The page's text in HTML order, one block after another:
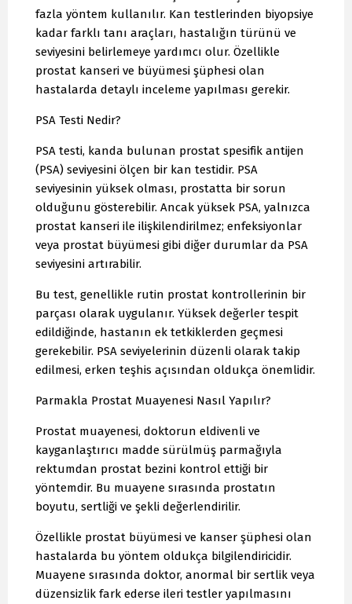
fazla yöntem kullanılır. Kan testlerinden biyopsiye
kadar farklı tanı araçları, hastalığın türünü ve
seviyesini belirlemeye yardımcı olur. Özellikle
prostat kanseri ve büyümesi şüphesi olan
hastalarda detaylı inceleme yapılması gerekir.
PSA Testi Nedir?
PSA testi, kanda bulunan prostat spesifik antijen
(PSA) seviyesini ölçen bir kan testidir. PSA
seviyesinin yüksek olması, prostatta bir sorun
olduğunu gösterebilir. Ancak yüksek PSA, yalnızca
prostat kanseri ile ilişkilendirilmez; enfeksiyonlar
veya prostat büyümesi gibi diğer durumlar da PSA
seviyesini artırabilir.
Bu test, genellikle rutin prostat kontrollerinin bir
parçası olarak uygulanır. Yüksek değerler tespit
edildiğinde, hastanın ek tetkiklerden geçmesi
gerekebilir. PSA seviyelerinin düzenli olarak takip
edilmesi, erken teşhis açısından oldukça önemlidir.
Parmakla Prostat Muayenesi Nasıl Yapılır?
Prostat muayenesi, doktorun eldivenli ve
kayganlaştırıcı madde sürülmüş parmağıyla
rektumdan prostat bezini kontrol ettiği bir
yöntemdir. Bu muayene sırasında prostatın
boyutu, sertliği ve şekli değerlendirilir.
Özellikle prostat büyümesi ve kanser şüphesi olan
hastalarda bu yöntem oldukça bilgilendiricidir.
Muayene sırasında doktor, anormal bir sertlik veya
düzensizlik fark ederse ileri testler yapılmasını